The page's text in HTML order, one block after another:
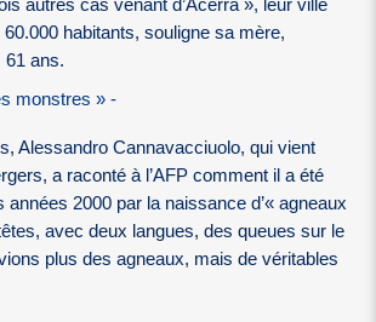
autres cas venant d’Acerra », leur ville
habitants, souligne sa mère,
61 ans.
monstres » -
Alessandro Cannavacciuolo, qui vient
a raconté à l’AFP comment il a été
années 2000 par la naissance d’« agneaux
avec deux langues, des queues sur le
plus des agneaux, mais de véritables